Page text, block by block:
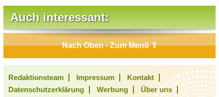
Auch interessant:
Nach Oben - Zum Menü ⇧
Redaktionsteam Impressum
Kontakt
Datenschutzerklärung
Werbung
Über uns